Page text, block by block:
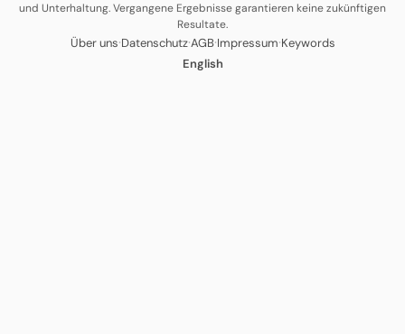
und Unterhaltung. Vergangene Ergebnisse garantieren keine zukünftigen
Resultate.
Über uns·Datenschutz·AGB·Impressum·Keywords
English